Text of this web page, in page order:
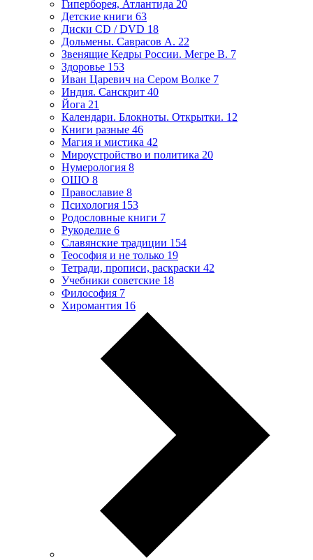
Гиперборея, Атлантида 20
Детские книги 63
Диски CD / DVD 18
Дольмены. Саврасов А. 22
Звенящие Кедры России. Мегре В. 7
Здоровье 153
Иван Царевич на Сером Волке 7
Индия. Санскрит 40
Йога 21
Календари. Блокноты. Открытки. 12
Книги разные 46
Магия и мистика 42
Мироустройство и политика 20
Нумерология 8
ОШО 8
Православие 8
Психология 153
Родословные книги 7
Рукоделие 6
Славянские традиции 154
Теософия и не только 19
Тетради, прописи, раскраски 42
Учебники советские 18
Философия 7
Хиромантия 16